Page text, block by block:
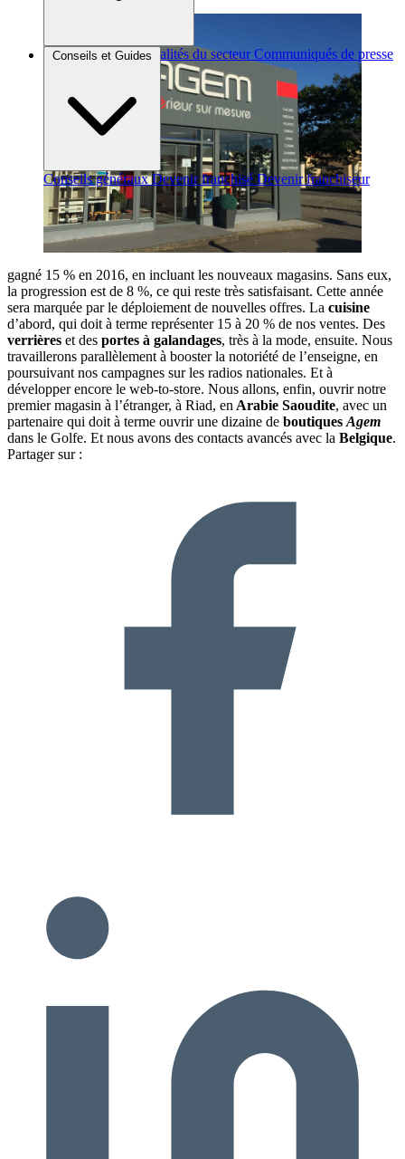
Brèves et actus Actualités du secteur Communiqués de presse
Conseils et Guides
Conseils généraux Devenir franchisé Devenir franchiseur
gagné 15 % en 2016, en incluant les nouveaux magasins. Sans eux,
la progression est de 8 %, ce qui reste très satisfaisant. Cette année
sera marquée par le déploiement de nouvelles offres. La cuisine
d’abord, qui doit à terme représenter 15 à 20 % de nos ventes. Des
verrières et des portes à galandages, très à la mode, ensuite. Nous
travaillerons parallèlement à booster la notoriété de l’enseigne, en
poursuivant nos campagnes sur les radios nationales. Et à
développer encore le web-to-store. Nous allons, enfin, ouvrir notre
premier magasin à l’étranger, à Riad, en Arabie Saoudite, avec un
partenaire qui doit à terme ouvrir une dizaine de boutiques Agem
dans le Golfe. Et nous avons des contacts avancés avec la Belgique.
Partager sur :